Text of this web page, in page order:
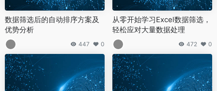
数据筛选后的自动排序方案及
优势分析
447 0
从零开始学习Excel数据筛选，
轻松应对大量数据处理
472 0